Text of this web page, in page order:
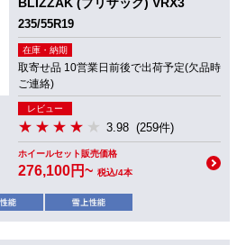
235/55R19
在庫・納期
取寄せ品 10営業日前後で出荷予定(欠品時
ご連絡)
レビュー
3.98 (259件)
ホイールセット販売価格
276,100円~ 税込/4本